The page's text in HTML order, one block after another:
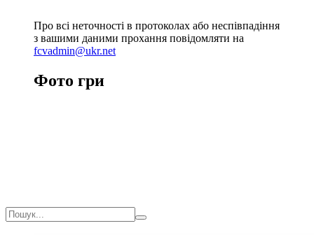
Про всі неточності в протоколах або неспівпадіння
з вашими даними прохання повідомляти на
fcvadmin@ukr.net
Фото гри